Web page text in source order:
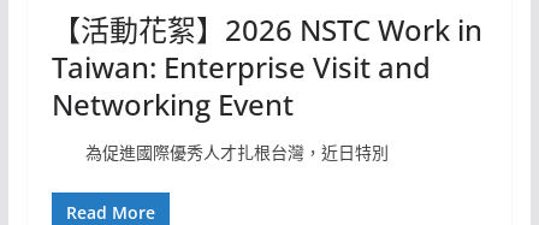
【活動花絮】2026 NSTC Work in
Taiwan: Enterprise Visit and
Networking Event
為促進國際優秀人才扎根台灣，近日特別
Read More